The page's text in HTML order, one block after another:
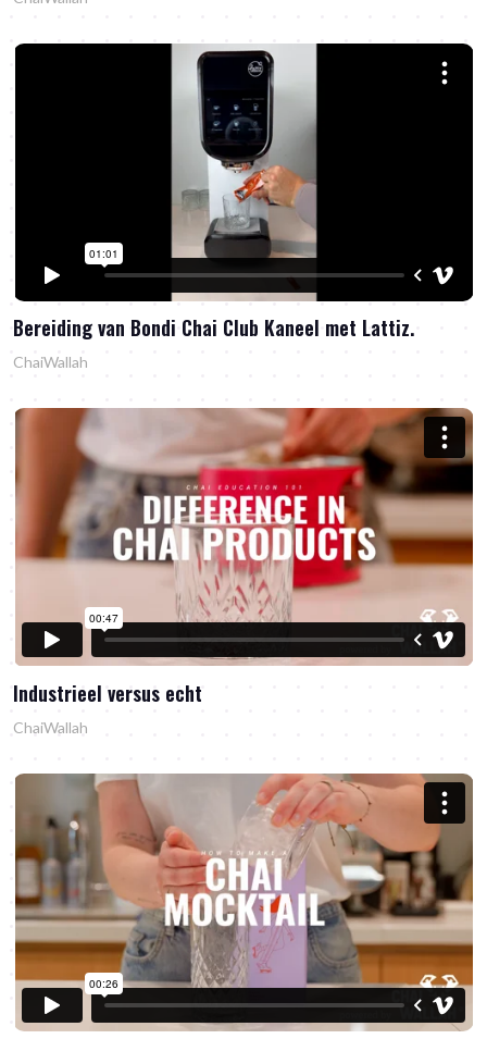
Bereiding van Bondi Chai Club Kaneel met Lattiz.
ChaiWallah
Industrieel versus echt
ChaiWallah